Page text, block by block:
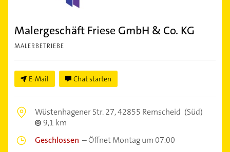
Malergeschäft Friese GmbH & Co. KG
MALERBETRIEBE
E-Mail Chat starten
Wüstenhagener Str. 27,42855 Remscheid (Süd)
9,1 km
Geschlossen –Öffnet Montag um 07:00